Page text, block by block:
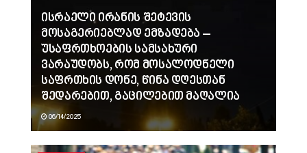
ისრაელი ირანის შეტევის
მოსაგერიებლად ემზადება –
უსაფრთხოების სამსახური
ვარაუდობს, რომ მოსალოდნელი
საფრთხის დონე, წინა დღესთან
შედარებით, გაცილებით მაღალია
06/14/2025